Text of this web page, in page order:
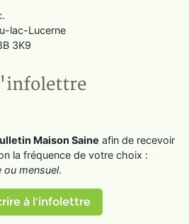
lac-Lucerne
3K9
Maison Saine afin de recevoir
la fréquence de votre choix :
ou mensuel.
à l'infolettre